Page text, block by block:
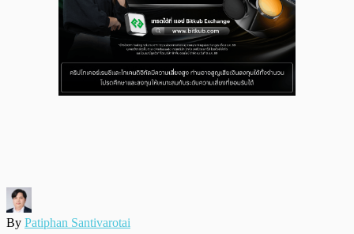
By Patiphan Santivarotai